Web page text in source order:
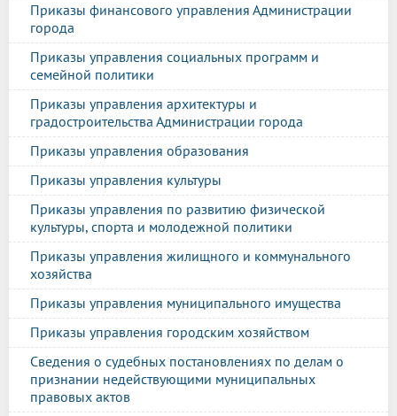
Приказы финансового управления Администрации
города
Приказы управления социальных программ и
семейной политики
Приказы управления архитектуры и
градостроительства Администрации города
Приказы управления образования
Приказы управления культуры
Приказы управления по развитию физической
культуры, спорта и молодежной политики
Приказы управления жилищного и коммунального
хозяйства
Приказы управления муниципального имущества
Приказы управления городским хозяйством
Сведения о судебных постановлениях по делам о
признании недействующими муниципальных
правовых актов